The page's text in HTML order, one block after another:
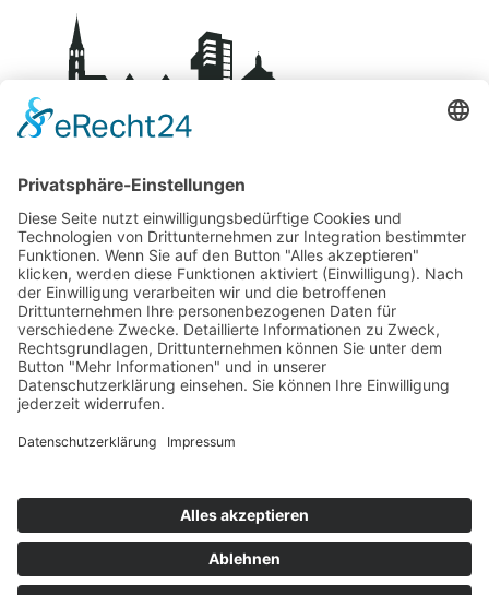
BDS-Centro Schorndorf
Über uns
Kontakt
Mitglied werden
Datenschutz
Impressum
Fachgeschäfte
COPYRIGHT © 2025
BDS-CENTRO SCHORNDORF E.V.